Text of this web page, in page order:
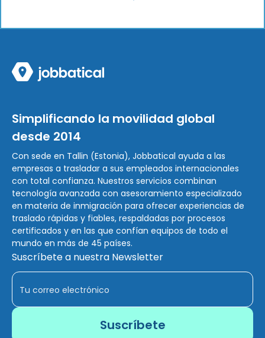
Simplificando la movilidad global
desde 2014
Con sede en Tallin (Estonia), Jobbatical ayuda a las
empresas a trasladar a sus empleados internacionales
con total confianza. Nuestros servicios combinan
tecnología avanzada con asesoramiento especializado
en materia de inmigración para ofrecer experiencias de
traslado rápidas y fiables, respaldadas por procesos
certificados y en las que confían equipos de todo el
mundo en más de 45 países.
Suscríbete a nuestra Newsletter